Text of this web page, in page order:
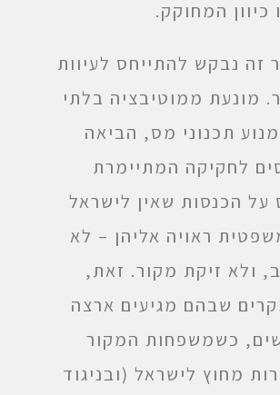
כיוון המחוקק.
זה נבקש להתייחס לעיוות
מונעת ממוטיבציה בלתי
תכנוני מס, הביאה
לחקיקה המתיימרת
על הכנסות שאין לישראל
ראויה אליהן – לא
ולא זיקת מקור. זאת,
שבהם מגיעים ארצה
כשמשפחות המקור
מחוץ לישראל (ובניגוד